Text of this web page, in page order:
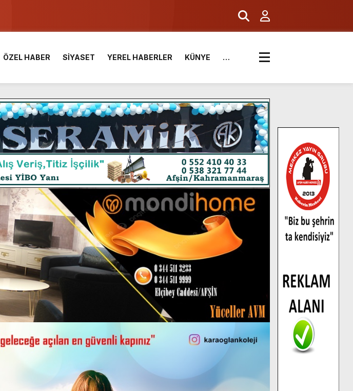
ilerliyor.
Aileleriyle Bir Araya Geldi.
hayırlı olsun ziyareti.
Buluştu.
ÖZEL HABER SİYASET YEREL HABERLER KÜNYE …